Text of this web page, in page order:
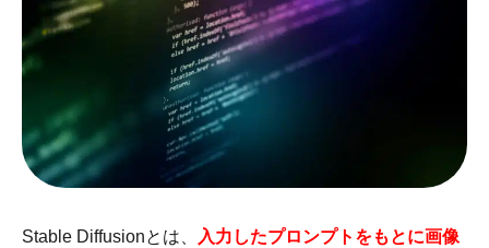
Stable Diffusionとは、
入力したプロンプトをもとに画像